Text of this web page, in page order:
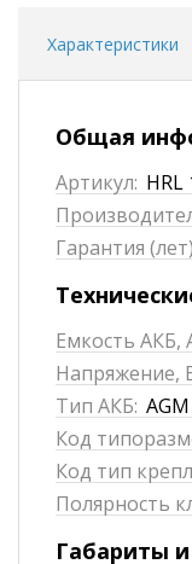
Характеристики
Общая
Артикул: HRL
Гарантия
Емкость АКБ,
Напряжение,
Тип АКБ: AGM
Код
Код тип
Полярность
Габариты и